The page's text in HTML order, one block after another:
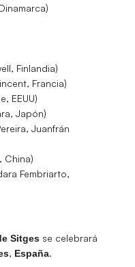
Finlandia)
Francia)
EEUU)
Japón)
Juanfrán
China)
Fembriarto,
Sitges se celebrará
, España.